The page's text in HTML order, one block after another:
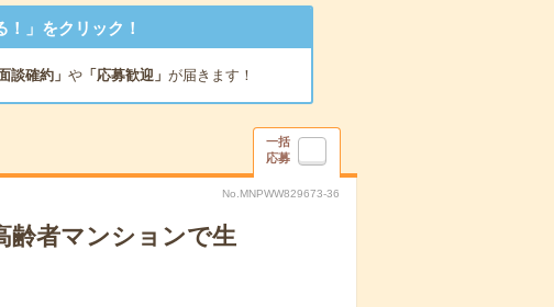
」をクリック！
談確約」 や「応募歓迎」 が届きます！
一括
応募
No.MNPWW829673-36
齢者マンションで生